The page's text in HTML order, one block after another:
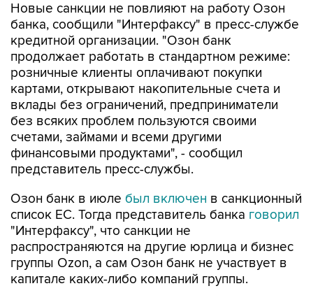
Новые санкции не повлияют на работу Озон
банка, сообщили "Интерфаксу" в пресс-службе
кредитной организации. "Озон банк
продолжает работать в стандартном режиме:
розничные клиенты оплачивают покупки
картами, открывают накопительные счета и
вклады без ограничений, предприниматели
без всяких проблем пользуются своими
счетами, займами и всеми другими
финансовыми продуктами", - сообщил
представитель пресс-службы.
Озон банк в июле был включен в санкционный
список ЕС. Тогда представитель банка говорил
"Интерфаксу", что санкции не
распространяются на другие юрлица и бизнес
группы Ozon, а сам Озон банк не участвует в
капитале каких-либо компаний группы.